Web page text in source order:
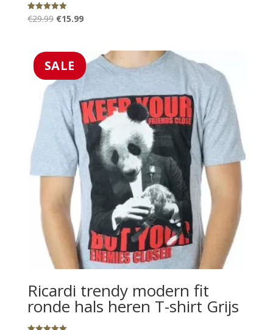
Gewaardeerd
5.00
€29.99 Oorspronkelijke
€29.99.
€15.99Huidige
€15.99.
SALE
Ricardi trendy modern fit
ronde hals heren T-shirt Grijs